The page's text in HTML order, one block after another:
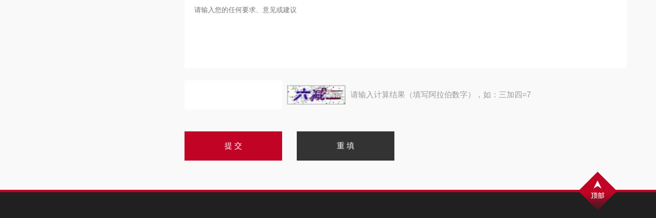
请输入计算结果（填写阿拉伯数字），如：三加四=7